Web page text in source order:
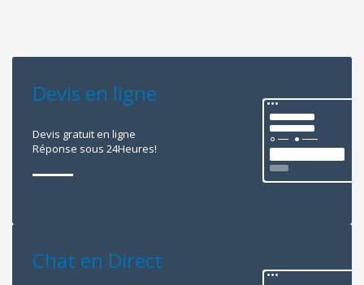
Devis en ligne
Devis gratuit en ligne
Réponse sous 24Heures!
Chat en Direct